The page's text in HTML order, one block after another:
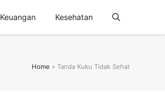
Keuangan Kesehatan
Home » Tanda Kuku Tidak Sehat